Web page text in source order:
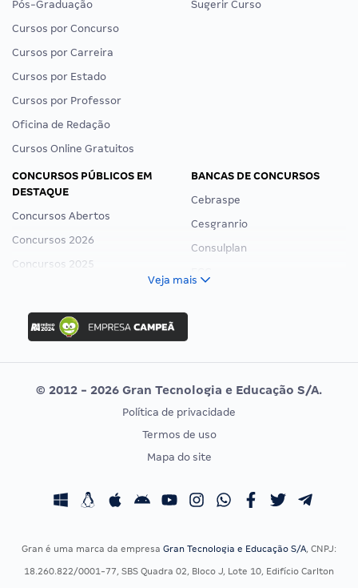
Pós-Graduação
Cursos por Concurso
Cursos por Carreira
Cursos por Estado
Cursos por Professor
Oficina de Redação
Cursos Online Gratuitos
Sugerir Curso
CONCURSOS PÚBLICOS EM
DESTAQUE
Concursos Abertos
Concursos 2026
Concursos 2025
Concurso Ibama
Concurso MPU
Editais publicados
BANCAS DE CONCURSOS
Cebraspe
Cesgranrio
Consulplan
Vunesp
CONCURSOS POR PROFISSÃO
Concursos Fiscais
EXAME DE ORDEM
Calendário OAB
Veja mais
© 2012 - 2026 Gran Tecnologia e Educação S/A.
Política de privacidade
Termos de uso
Mapa do site
Gran é uma marca da empresa Gran Tecnologia e Educação S/A, CNPJ:
18.260.822/0001-77, SBS Quadra 02, Bloco J, Lote 10, Edifício Carlton